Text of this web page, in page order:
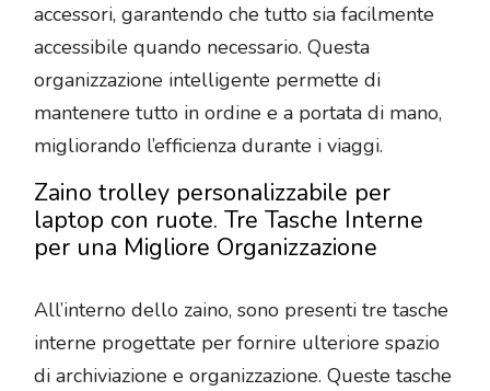
accessori, garantendo che tutto sia facilmente
accessibile quando necessario. Questa
organizzazione intelligente permette di
mantenere tutto in ordine e a portata di mano,
migliorando l’efficienza durante i viaggi.
Zaino trolley personalizzabile per
laptop con ruote. Tre Tasche Interne
per una Migliore Organizzazione
All’interno dello zaino, sono presenti tre tasche
interne progettate per fornire ulteriore spazio
di archiviazione e organizzazione. Queste tasche